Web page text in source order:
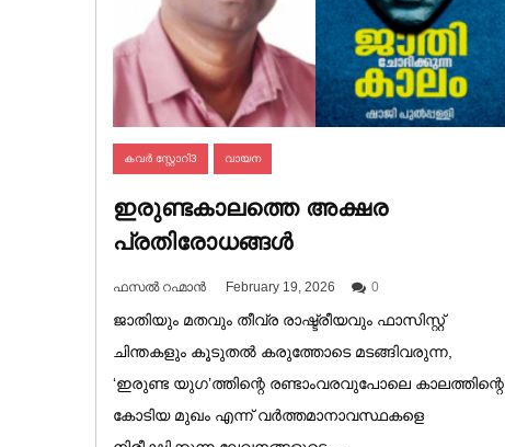
കവർ സ്റ്റോറി3 വായന
ഇരുണ്ടകാലത്തെ അക്ഷര
പ്രതിരോധങ്ങൾ
ഫസൽ റഹ്മാൻ February 19, 2026 0
ജാതിയും മതവും തീവ്ര രാഷ്ട്രീയവും ഫാസിസ്റ്റ്
ചിന്തകളും കൂടുതല്‍ കരുത്തോടെ മടങ്ങിവരുന്ന,
‘ഇരുണ്ട യുഗ’ത്തിന്റെ രണ്ടാംവരവുപോലെ കാലത്തിന്റെ
കോടിയ മുഖം എന്ന് വര്‍ത്തമാനാവസ്ഥകളെ